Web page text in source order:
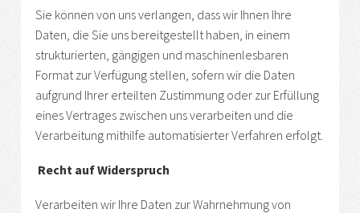
Sie können von uns verlangen, dass wir Ihnen Ihre
Daten, die Sie uns bereitgestellt haben, in einem
strukturierten, gängigen und maschinenlesbaren
Format zur Verfügung stellen, sofern wir die Daten
aufgrund Ihrer erteilten Zustimmung oder zur Erfüllung
eines Vertrages zwischen uns verarbeiten und die
Verarbeitung mithilfe automatisierter Verfahren erfolgt.
Recht auf Widerspruch
Verarbeiten wir Ihre Daten zur Wahrnehmung von